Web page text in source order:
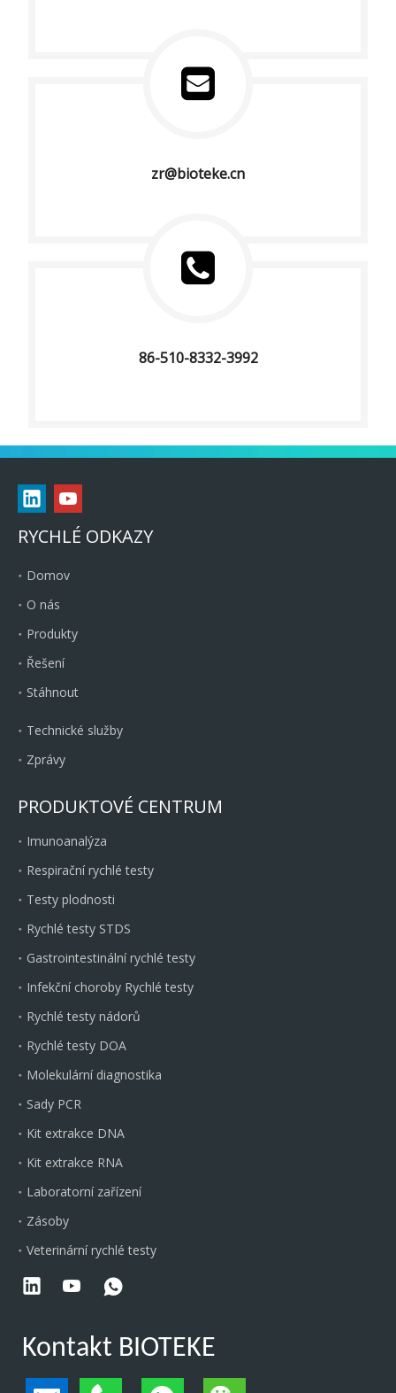
zr@bioteke.cn
86-510-8332-3992
RYCHLÉ ODKAZY
Domov
O nás
Produkty
Řešení
Stáhnout
Technické služby
Zprávy
PRODUKTOVÉ CENTRUM
Imunoanalýza
Respirační rychlé testy
Testy plodnosti
Rychlé testy STDS
Gastrointestinální rychlé testy
Infekční choroby Rychlé testy
Rychlé testy nádorů
Rychlé testy DOA
Molekulární diagnostika
Sady PCR
Kit extrakce DNA
Kit extrakce RNA
Laboratorní zařízení
Zásoby
Veterinární rychlé testy
Kontakt BIOTEKE